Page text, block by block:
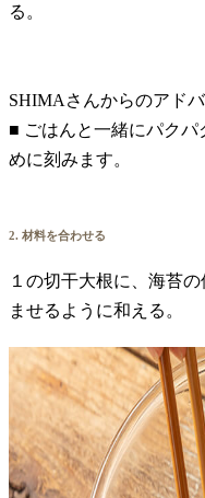
る。
SHIMAさんからのアドバ
■ ごはんと一緒にパクパ
めに刻みます。
2. 材料を合わせる
１の切干大根に、海苔
ませるように和える。